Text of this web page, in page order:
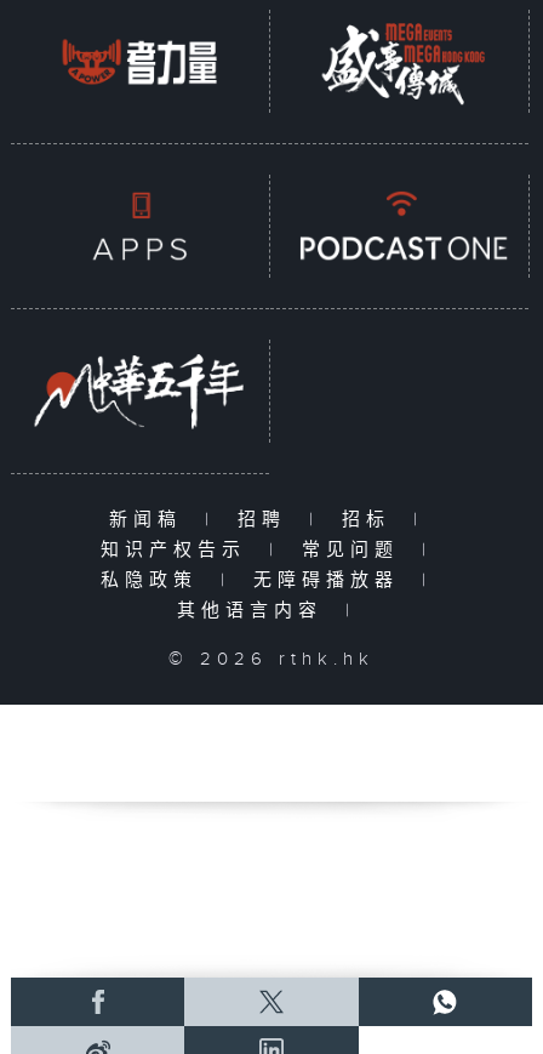
新闻稿 | 招聘 | 招标
|
知识产权告示
| 常见问题
|
私隐政策
| 无障碍播放器
|
其他语言内容
|
© 2026 rthk.hk